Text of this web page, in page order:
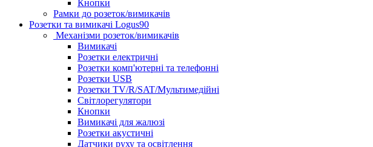
Кнопки
Рамки до розеток/вимикачів
Розетки та вимикачі Logus90
Механізми розеток/вимикачів
Вимикачі
Розетки електричні
Розетки комп'ютерні та телефонні
Розетки USB
Розетки TV/R/SAT/Мультимедійні
Світлорегулятори
Кнопки
Вимикачі для жалюзі
Розетки акустичні
Датчики руху та освітлення